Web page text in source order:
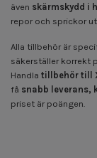
även skärmskydd i
repor och sprickor
Alla tillbehör är
säkerställer korrekt
Handla tillbehör till
få snabb leverans,
priset är poängen.